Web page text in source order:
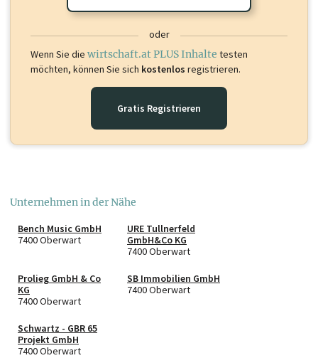
oder
Wenn Sie die wirtschaft.at PLUS Inhalte testen
möchten, können Sie sich kostenlos registrieren.
Gratis Registrieren
Unternehmen in der Nähe
Bench Music GmbH
7400 Oberwart
URE Tullnerfeld
GmbH&Co KG
7400 Oberwart
Prolieg GmbH & Co
KG
7400 Oberwart
SB Immobilien GmbH
7400 Oberwart
Schwartz - GBR 65
Projekt GmbH
7400 Oberwart